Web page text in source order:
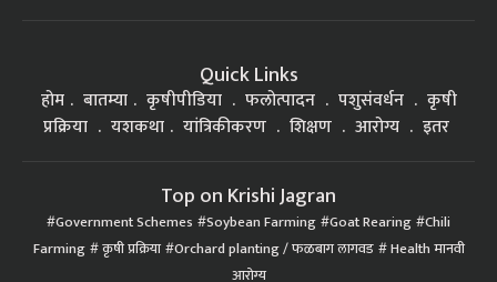
Quick Links
होम बातम्या कृषीपीडिया फलोत्पादन पशुसंवर्धन
कृषी
प्रक्रिया
यशकथा यांत्रिकीकरण शिक्षण आरोग्य इतर
Top on Krishi Jagran
Government Schemes Soybean Farming Goat Rearing Chili
Farming कृषी प्रक्रिया Orchard planting / फळबाग लागवड Health मानवी
आरोग्य